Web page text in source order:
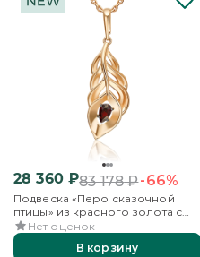
28 360₽83 178₽-66%
Подвеска «Перо сказочной
птицы» из красного золота с
гранатом
Нет оценок
В корзину